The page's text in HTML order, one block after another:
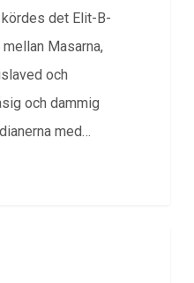
kördes det Elit-B-
Masarna,
och
och dammig
med…